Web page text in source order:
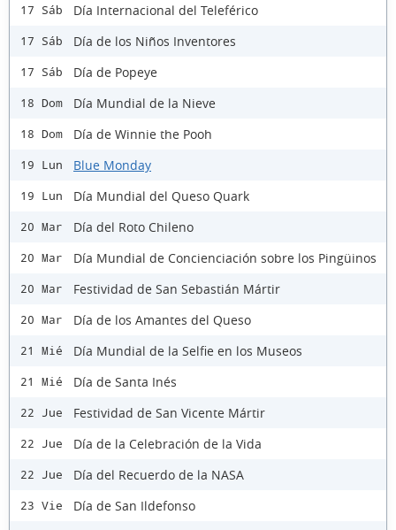
17 Sáb Día Internacional del Teleférico
17 Sáb Día de los Niños Inventores
17 Sáb Día de Popeye
18 Dom Día Mundial de la Nieve
18 Dom Día de Winnie the Pooh
19 Lun Blue Monday
19 Lun Día Mundial del Queso Quark
20 Mar Día del Roto Chileno
20 Mar Día Mundial de Concienciación sobre los Pingüinos
20 Mar Festividad de San Sebastián Mártir
20 Mar Día de los Amantes del Queso
21 Mié Día Mundial de la Selfie en los Museos
21 Mié Día de Santa Inés
22 Jue Festividad de San Vicente Mártir
22 Jue Día de la Celebración de la Vida
22 Jue Día del Recuerdo de la NASA
23 Vie Día de San Ildefonso